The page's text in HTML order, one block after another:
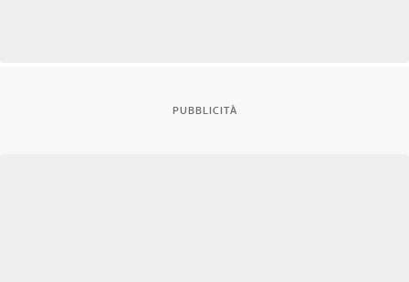
PUBBLICITÀ